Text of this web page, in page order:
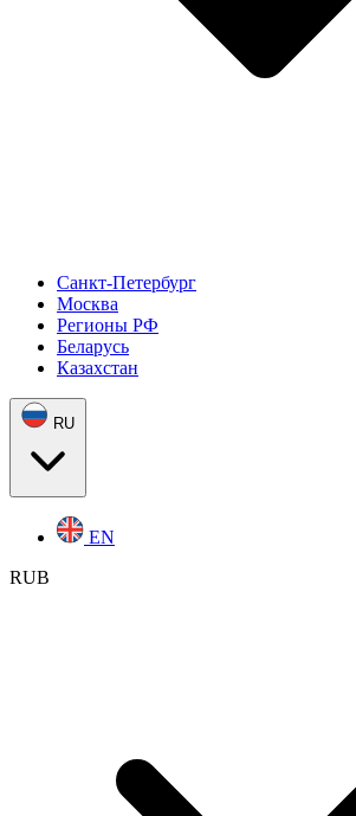
Санкт-Петербург
Москва
Регионы РФ
Беларусь
Казахстан
RU
EN
RUB